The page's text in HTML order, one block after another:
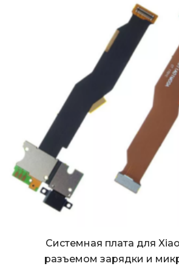
Системная плата для
разъемом зарядки и